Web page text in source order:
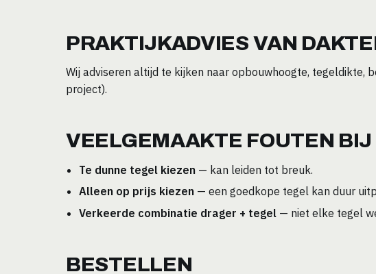
PRAKTIJKADVIES VAN
Wij adviseren altijd te kijken naar opbouwhoogte, tegeldikte,
project).
VEELGEMAAKTE FOUTEN
Te dunne tegel kiezen — kan leiden tot breuk.
Alleen op prijs kiezen — een goedkope tegel kan duur
Verkeerde combinatie drager + tegel — niet elke tegel
BESTELLEN